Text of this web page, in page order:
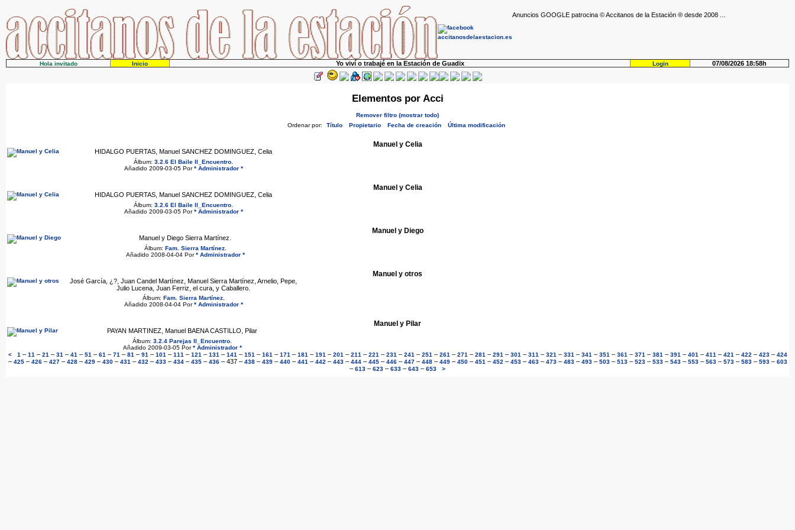
Anuncios GOOGLE patrocina © Accitanos de la Estación ® desde 2008 ...
Hola invitado Inicio Yo viví o trabajé en la Estación de Guadix Login 07/08/2026 18:58h
Elementos por Acci
Remover filtro (mostrar todo)
Ordenar por:
Título Propietario Fecha de creación Última modificación
Manuel y Celia
HIDALGO PUERTAS, Manuel SANCHEZ DOMINGUEZ, Celia
Álbum: 3.2.6 El Baile II_Encuentro
Añadido 2009-03-05 Por* Administrador *
Manuel y Celia
HIDALGO PUERTAS, Manuel SANCHEZ DOMINGUEZ, Celia
Álbum: 3.2.6 El Baile II_Encuentro
Añadido 2009-03-05 Por* Administrador *
Manuel y Diego
Manuel y Diego Sierra Martínez.
Álbum: Fam. Sierra Martínez.
Añadido 2008-04-04 Por* Administrador *
Manuel y otros
José García, ¿?, Juan Candel Martínez, Manuel Sierra Martínez, Arnelio, Pepe,
Julio Lucena, Juan Ferriz, el cura, y Caballero.
Álbum: Fam. Sierra Martínez.
Añadido 2008-04-04 Por* Administrador *
Manuel y Pilar
PAYAN MARTINEZ, Manuel BAENA CASTILLO, Pilar
Álbum: 3.2.4 Parejas II_Encuentro
Añadido 2009-03-05 Por* Administrador *
<
1 – 11 – 21 – 31 – 41 – 51 – 61 – 71 – 81 – 91 – 101 – 111 – 121 – 131 – 141 – 151 – 161 – 171 – 181 – 191 – 201 – 211 – 221 – 231 – 241 – 251 – 261 – 271 – 281 – 291 – 301 – 311 – 321 – 331 – 341 – 351 – 361 – 371 – 381 – 391 – 401 – 411 – 421 – 422 – 423– 424
– 425– 426– 427– 428– 429– 430– 431 – 432 – 433– 434– 435– 436– 437– 438– 439– 440– 441 – 442 – 443– 444– 445– 446– 447– 448– 449– 450– 451 – 452 – 453– 463– 473– 483– 493– 503– 513– 523– 533– 543– 553– 563– 573– 583– 593– 603
– 613 – 623 – 633 – 643 – 653 >